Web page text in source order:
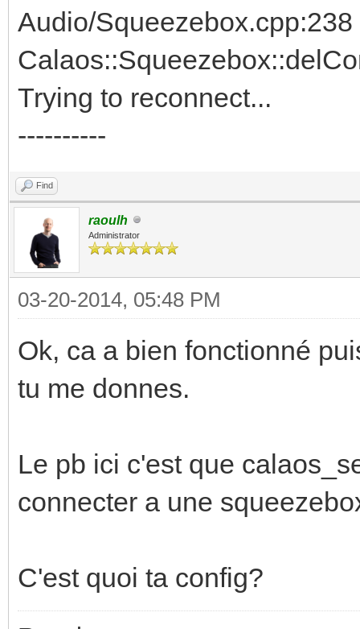
Audio/Squeezebox.cpp:238
Trying to reconnect...
----------
Find
raoulh
Administrator
03-20-2014, 05:48 PM
Ok, ca a bien fonctionné
tu me donnes.
Le pb ici c'est que
connecter a une
C'est quoi ta config?